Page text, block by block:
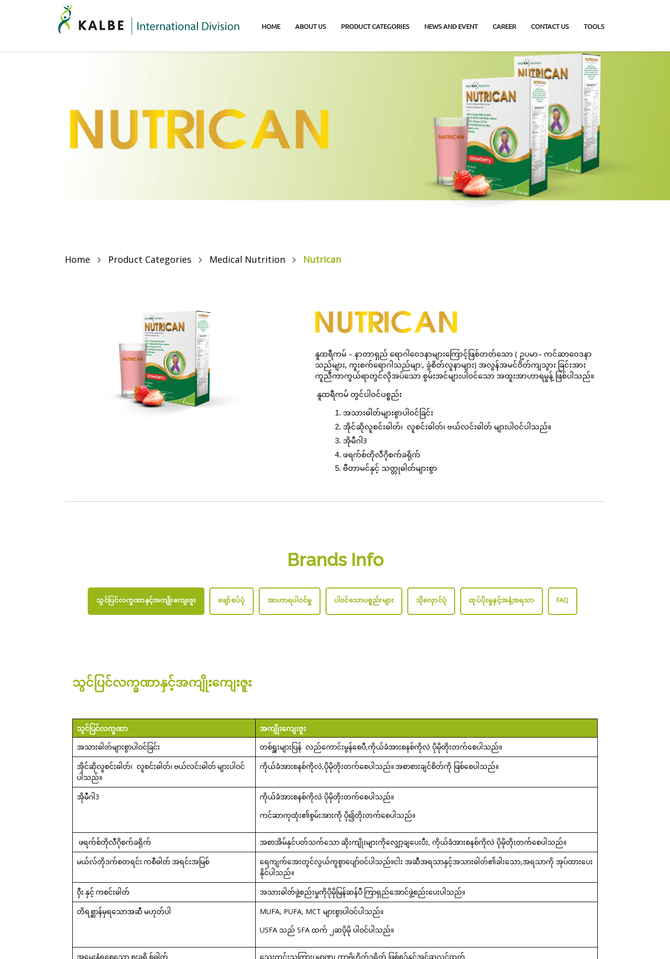
HOME ABOUT US PRODUCT CATEGORIES NEWS AND EVENT CAREER CONTACT US TOOLS
Home Product Categories Medical Nutrition Nutrican
နူထရီကမ်– နာတာရှည် ရောဂါဝေဒနာများကြောင့်ဖြစ်တတ်သော ( ဥပမာ– ကင်ဆာဝေဒနာ
သည်များ, ကူးစက်ရောဂါသည်မျာ:, ခွဲစိတ်လူနာများ) အလွန်အမင်ဝိတ်ကျသွား ခြင်းအား
ကူညီကာကွယ်ရာတွင်လိုအပ်သော စွမ်းအင်များပါဝင်သော အထူးအာဟာရမှုန့် ဖြစ်ပါသည်။
နူထရီကမ် တွင်ပါဝင်ပစ္စည်း
အသားဓါတ်များစွာပါဝင်ခြင်း
အိုင်ဆိုလူစင်းဓါတ်၊ လူစင်းဓါတ်၊ ဗယ်လင်းဓါတ် များပါဝင်ပါသည်။
အိုမီဂါ3
ဖရက်စ်တိုလီဂိုစက်ခရိုက်
ဗီတာမင်နှင့် သတ္တုဓါတ်များစွာ
Brands Info
သွင်ပြင်လက္ခဏာနှင့်အကျိုးကျေးဇူး ဖျော်စပ်ပုံ အာဟာရပါဝင်မှု ပါဝင်သောပစ္စည်းများ သိုလှောင်ပုံ ထုပ်ပိုးမှုနှင့်အနံ့အရသာ FAQ
သွင်ပြင်လက္ခဏာနှင့်အကျိုးကျေးဇူး
သွင်ပြင်လက္ခဏာ အကျိုးကျေးဇူး
အသားဓါတ်များစွာပါဝင်ခြင်း တစ်ရှူးများပြန် လည်ကောင်းမွန်စေပီ,ကိုယ်ခံအားစနစ်ကိုလဲ ပိုမိုတိုးတက်စေပါသည်။
အိုင်ဆိုလူစင်းဓါတ်၊ လူစင်းဓါတ်၊ ဗယ်လင်းဓါတ် များပါဝင်
ပါသည်။
ကိုယ်ခံအားစနစ်ကိုလဲ,ပိုမိုတိုးတက်စေပါသည်။ အစာစားချင်စိတ်ကို ဖြစ်စေပါသည်။
အိုမီဂါ3
ကိုယ်ခံအားစနစ်ကိုလဲ ပိုမိုတိုးတက်စေပါသည်။
ကင်ဆာကုထုံး၏စွမ်းအားကို ပို၍တိုးတက်စေပါသည်။
ဖရက်စ်တိုလီဂိုစက်ခရိုက် အစာအိမ်နှင်ပတ်သက်သောဆိုးကျိုးများကိုလျှော့ချပေးပီး, ကိုယ်ခံအားစနစ်ကိုလဲ ပိုမိုတိုးတက်စေပါသည်။
မယ်လ်တိုဒက်စတရင်း ကစီဓါတ် အရင်းအမြစ်
ရေကျက်အေးတွင်လွယ်ကူစွာပျော်ဝင်ပါသည်။ငါး အဆီအရသာနှင့်အသားဓါတ်၏ခါးသော,အရသာကို အုပ်ထားပေး
နိုင်ပါသည်။
ဝှီး နှင့်ကစင်းဓါတ် အသားဓါတ်ဖွဲ့စည်းမှုကိုပိုမိုမြန်ဆန်ပီ ကြာရှည်အောင်ဖွဲ့စည်းပေးပါသည်။
တိရစ္ဆာန်မှရသောအဆီ မဟုတ်ပါ MUFA, PUFA, MCT များစွာပါဝင်ပါသည်။
USFA သည် SFA ထက် ၂ဆပိုမို ပါဝင်ပါသည်။
အမွှေးနံ့ရစေသော စူးခရို့စ်ဓါတ် သွေးတွင်းသကြားပမာဏ၊ ကာဗိုဟိုက်ဒရိတ် ဖြစ်စဉ်နှင့်အင်ဆူလင်ထုတ်